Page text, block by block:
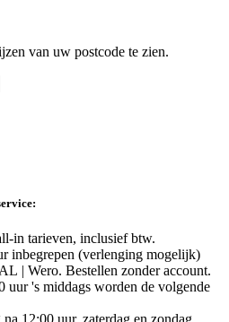
van uw postcode te zien.
in tarieven, inclusief btw.
inbegrepen (verlenging mogelijk)
| Wero. Bestellen zonder account.
uur 's middags worden de volgende
12:00 uur, zaterdag en zondag